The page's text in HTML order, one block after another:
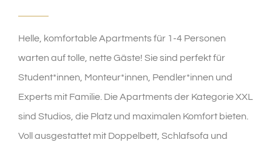
Helle, komfortable Apartments für 1-4 Personen
warten auf tolle, nette Gäste! Sie sind perfekt für
Student*innen, Monteur*innen, Pendler*innen und
Experts mit Familie. Die Apartments der Kategorie XXL
sind Studios, die Platz und maximalen Komfort bieten.
Voll ausgestattet mit Doppelbett, Schlafsofa und